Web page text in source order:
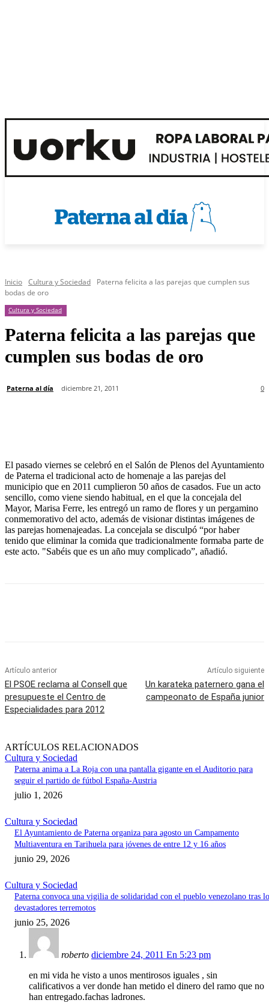
Inicio Cultura y Sociedad
Paterna felicita a las parejas que cumplen sus
bodas de oro
Cultura y Sociedad
Paterna felicita a las parejas que
cumplen sus bodas de oro
Paterna al día diciembre 21, 2011 0
El pasado viernes se celebró en el Salón de Plenos del Ayuntamiento
de Paterna el tradicional acto de homenaje a las parejas del
municipio que en 2011 cumplieron 50 años de casados. Fue un acto
sencillo, como viene siendo habitual, en el que la concejala del
Mayor, Marisa Ferre, les entregó un ramo de flores y un pergamino
conmemorativo del acto, además de visionar distintas imágenes de
las parejas homenajeadas. La concejala se disculpó “por haber
tenido que eliminar la comida que tradicionalmente formaba parte de
este acto. "Sabéis que es un año muy complicado”, añadió.
Artículo anterior
El PSOE reclama al Consell que
presupueste el Centro de
Especialidades para 2012
Artículo siguiente
Un karateka paternero gana el
campeonato de España junior
ARTÍCULOS RELACIONADOS
Cultura y Sociedad
Paterna anima a La Roja con una pantalla gigante en el Auditorio para
seguir el partido de fútbol España-Austria
julio 1, 2026
Cultura y Sociedad
El Ayuntamiento de Paterna organiza para agosto un Campamento
Multiaventura en Tarihuela para jóvenes de entre 12 y 16 años
junio 29, 2026
Cultura y Sociedad
Paterna convoca una vigilia de solidaridad con el pueblo venezolano tras
devastadores terremotos
junio 25, 2026
roberto diciembre 24, 2011 En 5:23 pm
en mi vida he visto a unos mentirosos iguales , sin
calificativos a ver donde han metido el dinero del ramo que no
han entregado.fachas ladrones.